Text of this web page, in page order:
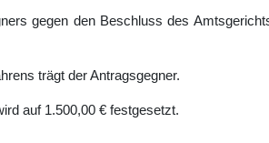
gegen den Beschluss des
trägt der Antragsgegner.
auf 1.500,00 € festgesetzt.